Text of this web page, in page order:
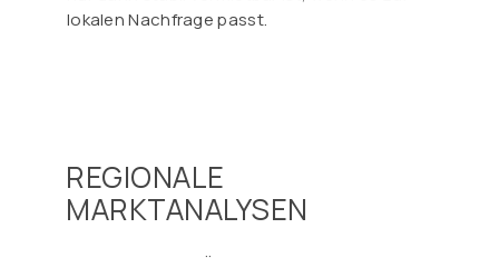
lokalen Nachfrage passt.
REGIONALE
MARKTANALYSEN